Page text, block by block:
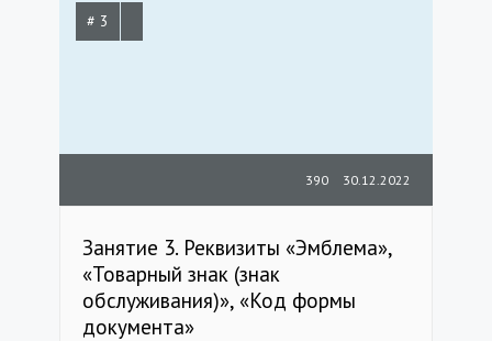
# 3
30.12.2022
390
Занятие 3. Реквизиты «Эмблема»,
«Товарный знак (знак
обслуживания)», «Код формы
документа»